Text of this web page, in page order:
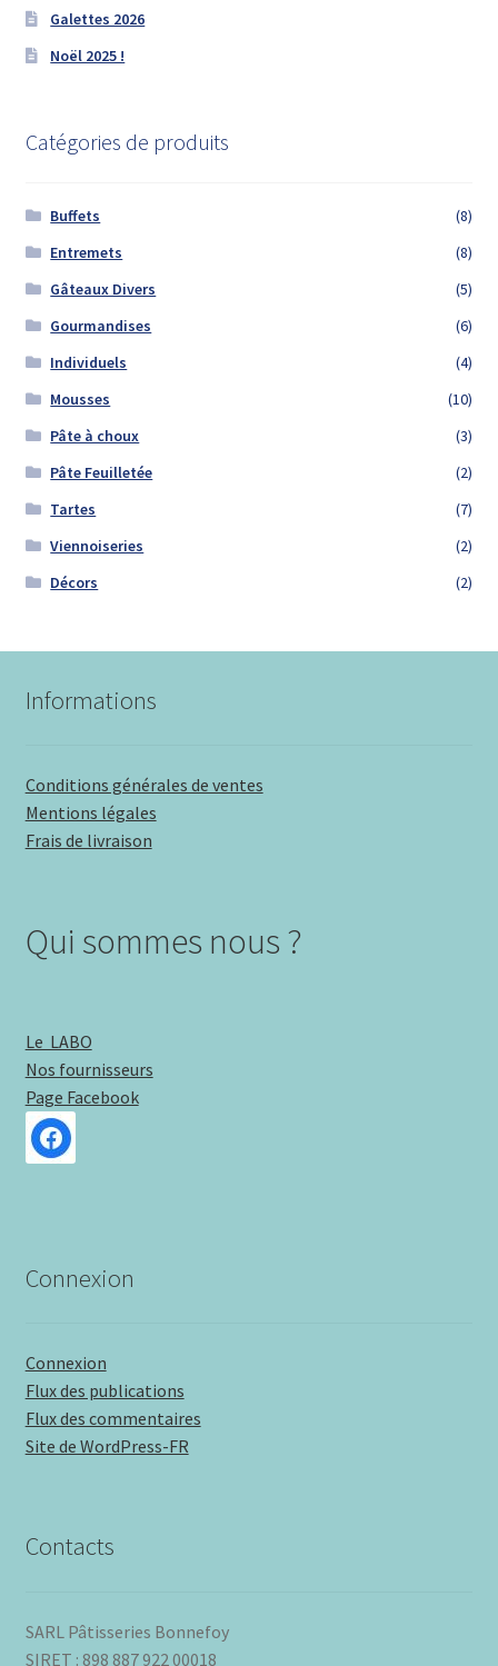
Galettes 2026
Noël 2025 !
Catégories de produits
Buffets
(8)
Entremets
(8)
Gâteaux Divers
(5)
Gourmandises
(6)
Individuels
(4)
Mousses
(10)
Pâte à choux
(3)
Pâte Feuilletée
(2)
Tartes
(7)
Viennoiseries
(2)
Décors
(2)
Informations
Conditions générales de ventes
Mentions légales
Frais de livraison
Qui sommes nous ?
Le LABO
Nos fournisseurs
Page Facebook
Connexion
Connexion
Flux des publications
Flux des commentaires
Site de WordPress-FR
Contacts
SARL Pâtisseries Bonnefoy
SIRET : 898 887 922 00018